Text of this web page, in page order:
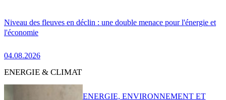
Niveau des fleuves en déclin : une double menace pour l'énergie et
l'économie
04.08.2026
ENERGIE & CLIMAT
ENERGIE, ENVIRONNEMENT ET